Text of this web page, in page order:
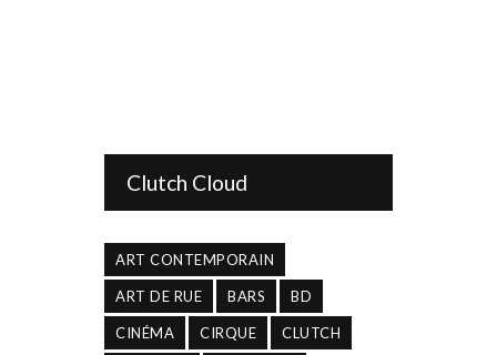
Clutch Cloud
ART CONTEMPORAIN
ART DE RUE BARS BD
CINÉMA CIRQUE CLUTCH